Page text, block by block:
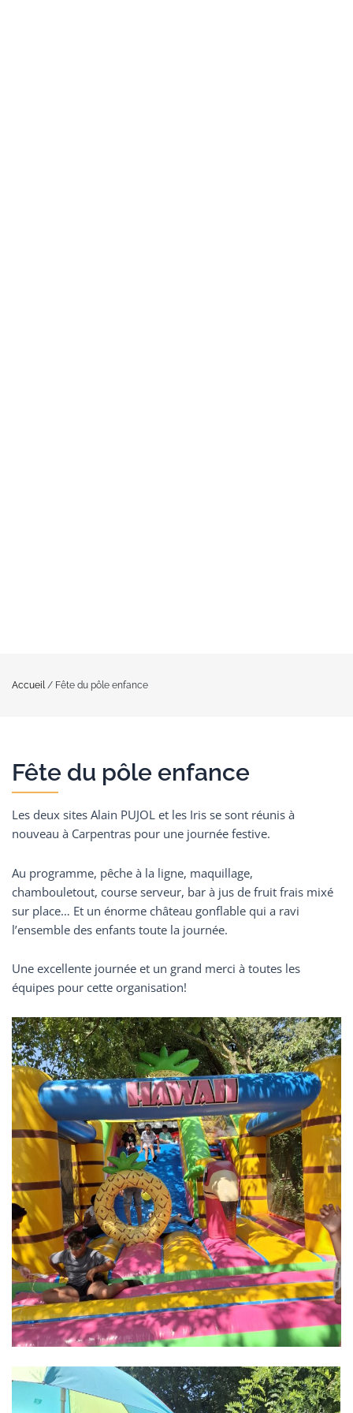
Accueil/ Fête du pôle enfance
Fête du pôle enfance
Les deux sites Alain PUJOL et les Iris se sont réunis à
nouveau à Carpentras pour une journée festive.
Au programme, pêche à la ligne, maquillage,
chambouletout, course serveur, bar à jus de fruit frais mixé
sur place… Et un énorme château gonflable qui a ravi
l’ensemble des enfants toute la journée.
Une excellente journée et un grand merci à toutes les
équipes pour cette organisation!